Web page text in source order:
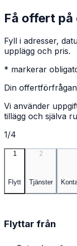
Få offert
Fyll i adresser,
upplägg och pris.
* markerar
Din
Vi använder
tillägg och själva
1/4
1
Flytt
2
Tjänster
Flyttar från